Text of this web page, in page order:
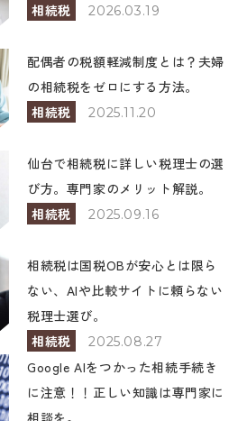
相続税
2026.03.19
配偶者の税額軽減制度とは？夫婦
の相続税をゼロにする方法。
相続税
2025.11.20
仙台で相続税に詳しい税理士の選
び方。専門家のメリット解説。
相続税
2025.09.16
相続税は国税OBが安心とは限ら
ない、AIや比較サイトに頼らない
税理士選び。
相続税
2025.08.27
Google AIをつかった相続手続き
に注意！！正しい知識は専門家に
相談を。